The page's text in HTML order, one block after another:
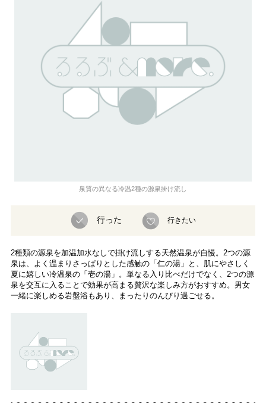
泉質の異なる冷温2種の源泉掛け流し
行った 行きたい
2種類の源泉を加温加水なしで掛け流しする天然温泉が自慢。2つの源
泉は、よく温まりさっぱりとした感触の「仁の湯」と、肌にやさしく
夏に嬉しい冷温泉の「壱の湯」。単なる入り比べだけでなく、2つの源
泉を交互に入ることで効果が高まる贅沢な楽しみ方がおすすめ。男女
一緒に楽しめる岩盤浴もあり、まったりのんびり過ごせる。